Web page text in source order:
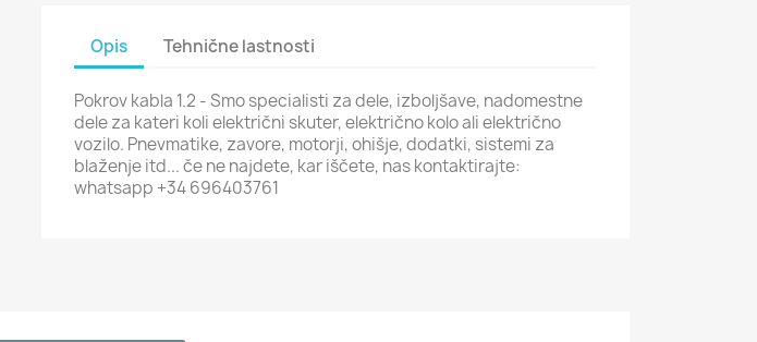
Opis Tehnične lastnosti
Pokrov kabla 1.2 - Smo specialisti za dele, izboljšave, nadomestne
dele za kateri koli električni skuter, električno kolo ali električno
vozilo. Pnevmatike, zavore, motorji, ohišje, dodatki, sistemi za
blaženje itd... če ne najdete, kar iščete, nas kontaktirajte:
whatsapp +34 696403761